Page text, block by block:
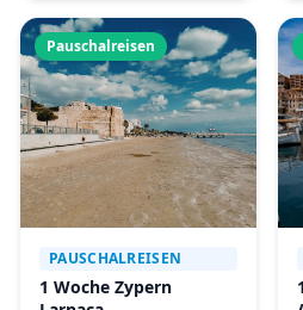
Pauschalreisen
PAUSCHALREISEN
1 Woche Zypern